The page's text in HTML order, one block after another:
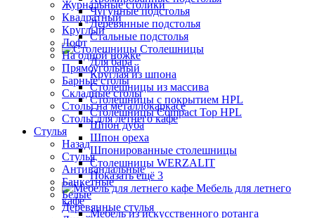
Чугунные подстолья
Деревянные подстолья
Стальные подстолья
Столешницы
Для бара
Круглая из шпона
Столешницы из массива
Столешницы с покрытием HPL
Столешницы Сompact Top HPL
Шпон дуба
Шпон ореха
Шпонированные столешницы
Столешницы WERZALIT
Показать ещё 3
Мебель для летнего
кафе
Мебель из искусственного ротанга
Журнальные столики
Квадратный
Круглый
Лофт
На одной ножке
Прямоугольный
Барные столы
Складные столы
Столы на металлокаркасе
Столы для летнего кафе
Стулья
Назад
Стулья
Антивандальные
Банкетные
Белые
Деревянные стулья